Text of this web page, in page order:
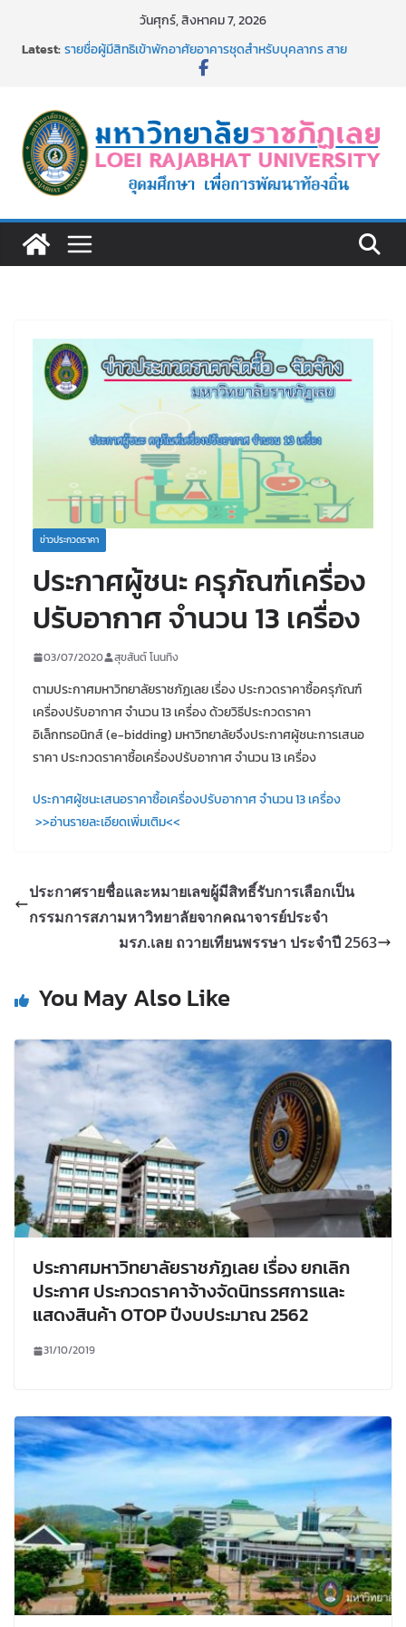
วันศุกร์, สิงหาคม 7, 2026
Latest:รายชื่อผู้มีสิทธิเข้าพักอาศัยอาคารชุดสำหรับบุคลากร สาย
สนับสนุน สังกัดมหาวิทยาลัยราชภัฏเลย ครั้งที่ 2/2569
๑,๙๗๒ ชุด โดยวิธีเฉพาะเจาะจง
ม.ราชภัฏเลย จัดกิจกรรมจิตอาสาบำเพ็ญสาธารณประโยชน์ และ
บำเพ็ญสาธารณกุศล 69
รายชื่อผู้ผ่านการสอบแข่งขันเพื่อเป็นลูกจ้างชั่วคราว (รายวัน)
สังกัดมหาวิทยาลัยราชภัฏเลย ด้วยเงินนอกงบประมาณ ประเภท
ข่าวประกวดราคา
ประกาศผู้ชนะ ครุภัณฑ์เครื่อง
ปรับอากาศ จำนวน 13 เครื่อง
03/07/2020 สุขสันต์ โนนทิง
ตามประกาศมหาวิทยาลัยราชภัฏเลย เรื่อง ประกวดราคาซื้อครุภัณฑ์
เครื่องปรับอากาศ จำนวน 13 เครื่อง ด้วยวิธีประกวดราคา
อิเล็กทรอนิกส์ (e-bidding) มหาวิทยาลัยจึงประกาศผู้ชนะการเสนอ
ราคา ประกวดราคาซื้อเครื่องปรับอากาศ จำนวน 13 เครื่อง
ประกาศผู้ชนะเสนอราคาซื้อเครื่องปรับอากาศ จำนวน 13 เครื่อง
>>อ่านรายละเอียดเพิ่มเติม<<
ประกาศรายชื่อและหมายเลขผู้มีสิทธิ์รับการเลือกเป็น
กรรมการสภามหาวิทยาลัยจากคณาจารย์ประจำ
มรภ.เลย ถวายเทียนพรรษา ประจำปี 2563
You May Also Like
ประกาศมหาวิทยาลัยราชภัฏเลย เรื่อง ยกเลิก
ประกาศ ประกวดราคาจ้างจัดนิทรรศการและ
แสดงสินค้า OTOP ปีงบประมาณ 2562
31/10/2019